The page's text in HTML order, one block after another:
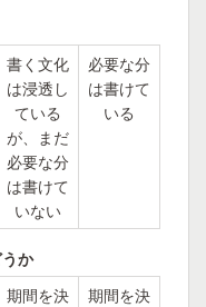
書く文化
は浸透し
ている
が、まだ
必要な分
は書けて
いない
必要な分
は書けて
いる
か
期間を決
期間を決